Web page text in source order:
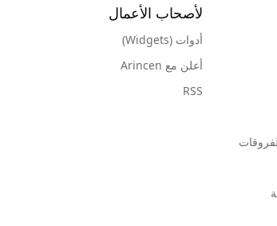
لأصحاب الأعمال
أدوات (Widgets)
أعلن مع Arincen
RSS